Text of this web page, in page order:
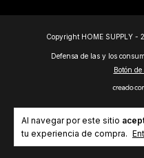
Al navegar por este sitio
tu experiencia de compra.
Copyright HOME SUPPLY -
Defensa de las y los
Botón